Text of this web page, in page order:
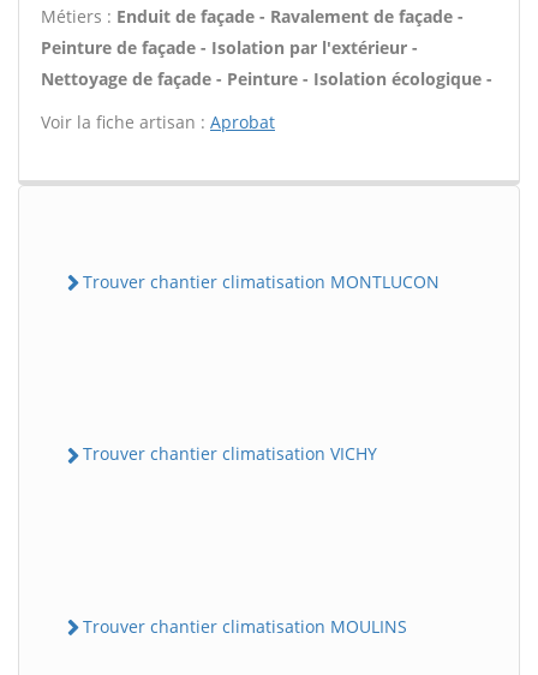
Métiers : Enduit de façade - Ravalement de façade -
Peinture de façade - Isolation par l'extérieur -
Nettoyage de façade - Peinture - Isolation écologique -
Voir la fiche artisan : Aprobat
Trouver chantier climatisation MONTLUCON
Trouver chantier climatisation VICHY
Trouver chantier climatisation MOULINS